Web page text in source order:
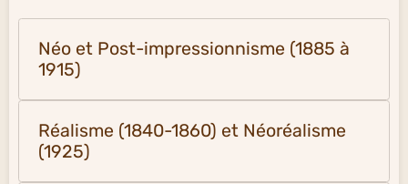
Néo et Post-impressionnisme (1885 à
1915)
Réalisme (1840-1860) et Néoréalisme
(1925)